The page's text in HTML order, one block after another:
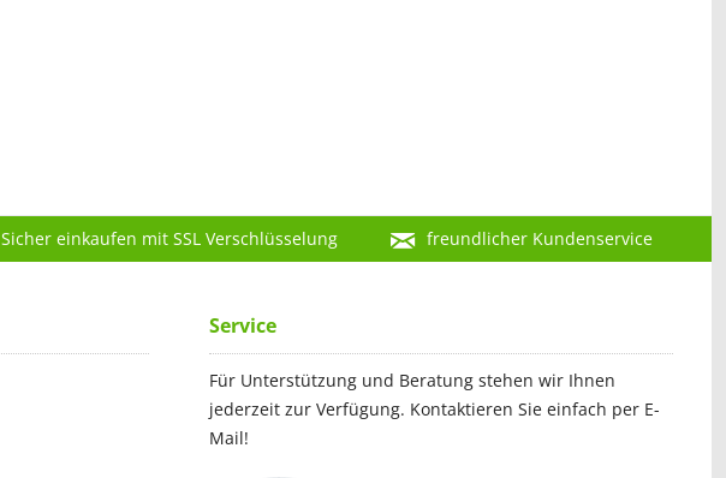
Sicher einkaufen mit SSL Verschlüsselung freundlicher Kundenservice
Service
Für Unterstützung und Beratung stehen wir Ihnen
jederzeit zur Verfügung. Kontaktieren Sie einfach per E-
Mail!